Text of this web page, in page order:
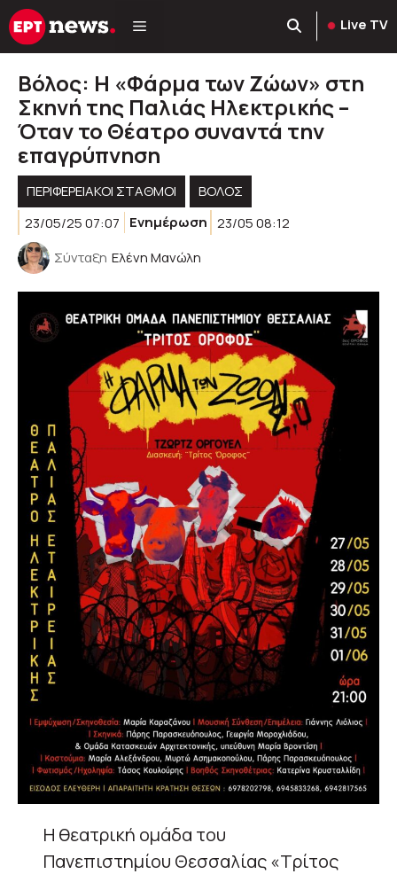
Μετάβαση
σε
Live TV
Βόλος: Η «Φάρμα των Ζώων» στη
Σκηνή της Παλιάς Ηλεκτρικής –
Όταν το Θέατρο συναντά την
επαγρύπνηση
ΠΕΡΙΦΕΡΕΙΑΚΟΊ ΣΤΑΘΜΟΊ
ΒΟΛΟΣ
23/05/25 07:07
Ενημέρωση 23/05 08:12
Σύνταξη Ελένη Μανώλη
Η θεατρική ομάδα του
Πανεπιστημίου Θεσσαλίας «Τρίτος